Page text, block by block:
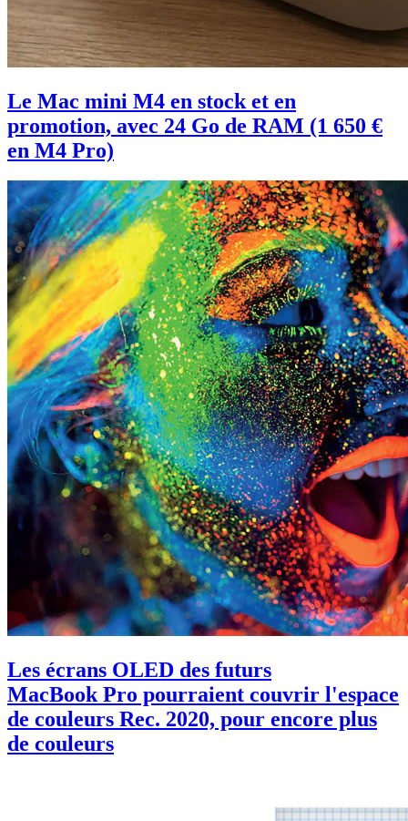
Le Mac mini M4 en stock et en
promotion, avec 24 Go de RAM (1 650 €
en M4 Pro)
Les écrans OLED des futurs
MacBook Pro pourraient couvrir l'espace
de couleurs Rec. 2020, pour encore plus
de couleurs